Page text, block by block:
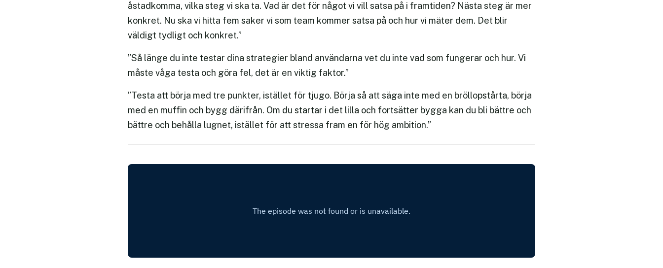
åstadkomma, vilka steg vi ska ta. Vad är det för något vi vill satsa på i framtiden? Nästa steg är mer
konkret. Nu ska vi hitta fem saker vi som team kommer satsa på och hur vi mäter dem. Det blir
väldigt tydligt och konkret.”
”Så länge du inte testar dina strategier bland användarna vet du inte vad som fungerar och hur. Vi
måste våga testa och göra fel, det är en viktig faktor.”
”Testa att börja med tre punkter, istället för tjugo. Börja så att säga inte med en bröllopstårta, börja
med en muffin och bygg därifrån. Om du startar i det lilla och fortsätter bygga kan du bli bättre och
bättre och behålla lugnet, istället för att stressa fram en för hög ambition.”